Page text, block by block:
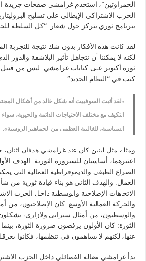
الحمراوتين”، استخدم غرامشي صفحات جريدة
الحزب الاشتراكي الإيطالي على تسليح
ببرنامج ثوري يتركز حول شعار: “كل السلطة
لقد كانت هذه الأفكار بدون شك نتيجة للتجربة
لكنه لا يمكننا أن نتجاهل تأثير البلاشفة والدور
ثورة أكتوبر على كتابات غرامشي. ليس من
كتب في “النظام الجديد”:
«لقد أثبت السوفييت أنه شكل خالد من أشكال
التكيف مع مختلف الاحتياجات الدائمة والحيوية، سواء
السياسية، للغالبية العظمى من الجماهير الروسية».
اعتبرهما، أساسيان للسيرورة الثورية. الهدف
الصراع الطبقي والديموقراطية العمالية التي
العمال. والهدف الثاني هو بناء قيادة ثورية من
الاتجاهات الإصلاحية والوسطية داخل الحزب
والحركة العمالية الأوسع. كان الإصلاحيون، من
والوسطيون، من أمثال سيراتي ولازاري، يشكلون
الثورة: كان الأولون يرفضون ضرورة الثورة،
عنها، لكنهم لا يساهمون في تنظيمها، فكانوا
بدأ غرامشي نضاله الفصائلي داخل الحزب